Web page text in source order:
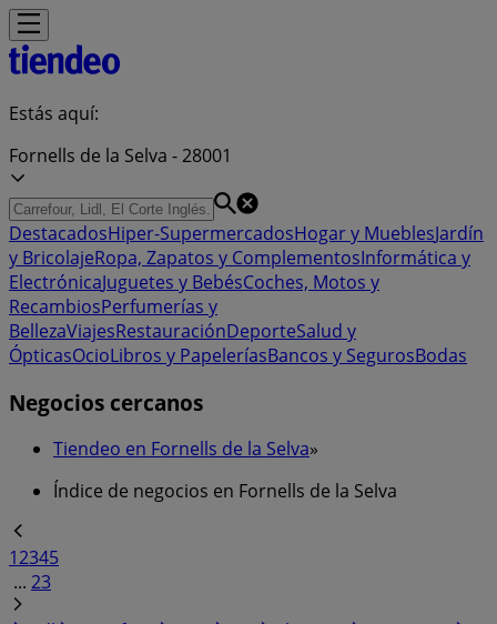
Estás aquí:
Fornells de la Selva - 28001
DestacadosHiper-SupermercadosHogar y MueblesJardín
y BricolajeRopa, Zapatos y ComplementosInformática y
ElectrónicaJuguetes y BebésCoches, Motos y
RecambiosPerfumerías y
BellezaViajesRestauraciónDeporteSalud y
ÓpticasOcioLibros y PapeleríasBancos y SegurosBodas
Negocios cercanos
Tiendeo en Fornells de la Selva»
Índice de negocios en Fornells de la Selva
12345
... 23